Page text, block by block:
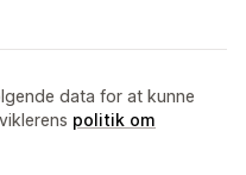
data for at kunne
politik om